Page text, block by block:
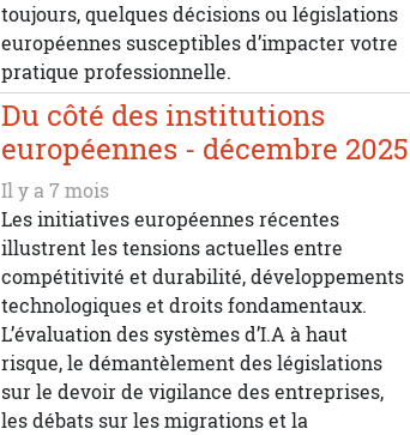
toujours, quelques décisions ou législations
européennes susceptibles d’impacter votre
pratique professionnelle.
Du côté des institutions
européennes - décembre 2025
Il y a 7 mois
Les initiatives européennes récentes
illustrent les tensions actuelles entre
compétitivité et durabilité, développements
technologiques et droits fondamentaux.
L’évaluation des systèmes d’I.A à haut
risque, le démantèlement des législations
sur le devoir de vigilance des entreprises,
les débats sur les migrations et la